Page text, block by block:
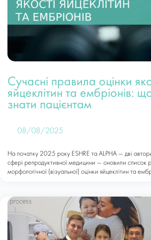
Сучасні правила оцінки
яйцеклітин та ембріонів:
знати пацієнтам
08/08/2025
На початку 2025 року ESHRE та ALPHA — дві
сфері репродуктивної медицини — оновили список
морфологічної (візуальної) оцінки яйцеклітин та